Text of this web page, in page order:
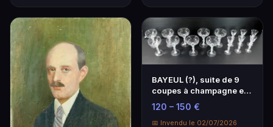
BAYEUL (?), suite de 9
coupes à champagne en
cristal, pied e…
120 – 150 €
📅 Invendu le 02/07/2026